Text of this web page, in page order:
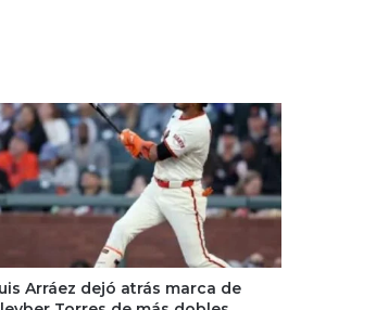
Arráez dejó atrás marca de